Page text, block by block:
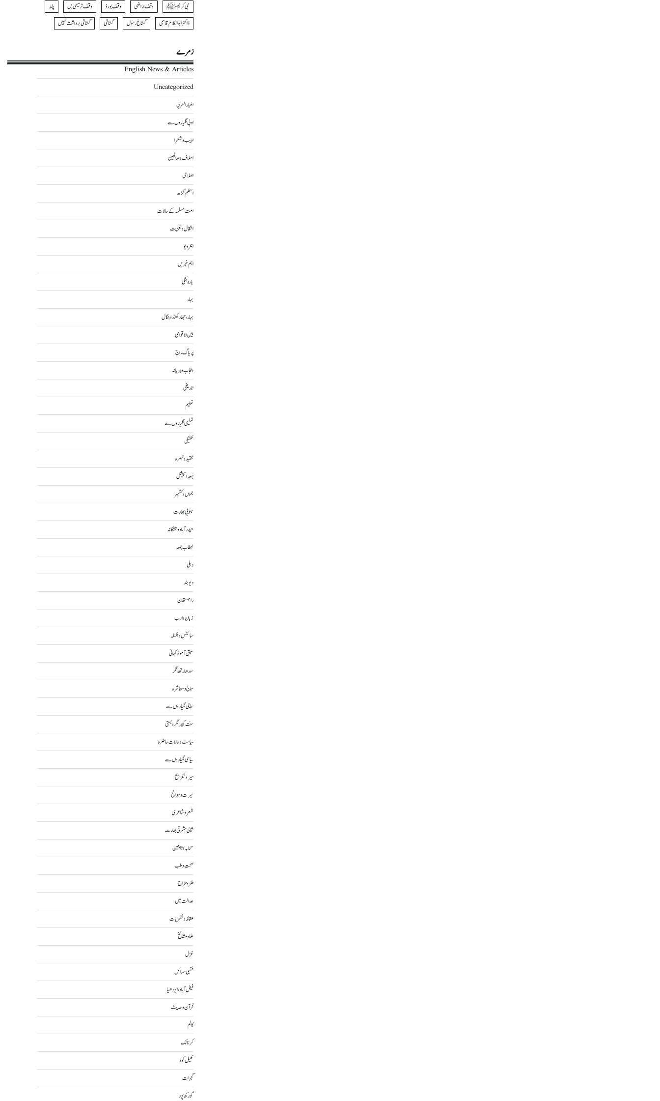
نبی کریمﷺ
وقف اراضی وقف بورڈ وقف ترمیمی بل
پٹنہ
ڈاکٹر ابوالکلام قاسمی
گستاخ رسول گستاخی گستاخی برداشت نہیں
زمرے
English News & Articles
Uncategorized
اخبار العربی
ادبی گلیاروں سے
ادیب و شعرا
اسلاف و صالحین
اصلاحی
اعظم گڑھ
امت مسلمہ کے حالات
انتقال و تعزیت
انٹرویو
اہم خبریں
بارہ بنکی
بہار
بہار، جھارکھنڈ و بنگال
بین الاقوامی
پریاگ راج
پنجاب و ہریانہ
تاریخی
تعلیم
تعلیمی گلیاروں سے
تکنیکی
تنقید و تبصرہ
جمعہ اسپیشل
جموں و کشمیر
جنوبی بھارت
حیدرآباد و تلنگانہ
خطاب جمعہ
دہلی
دیوبند
راجستھان
زبان و ادب
سائنس و فلسفہ
سبق آموز کہانی
سدھارتھ نگر
سماج و معاشرہ
سماجی گلیاروں سے
سنت کبیر نگر و بستی
سیاست و حالات حاضرہ
سیاسی گلیاروں سے
سیر و تفریح
سیرت و سوانح
شعر و شاعری
شمالی مشرقی بھارت
صحابہ و تابعین
صحت و طب
طنز و مزاح
عدالت میں
عقائد و نظریات
علما و مشائخ
غزل
فقہی مسائل
فیض آباد، ایودھیا
قرآن و حدیث
کالم
کرناٹک
کھیل کود
گجرات
گورکھ پور